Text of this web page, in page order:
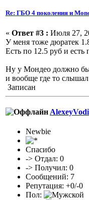
Re: ГБО 4 поколения и
« Ответ #3 : Июля 27,
У меня тоже дюратек
Есть по 12.5 руб и
Ну у Мондео должно
и вообще где то слышал
Записан
Newbie
Спасибо
-> Отдал: 0
-> Получил: 0
Сообщений: 7
Репутация: +0/-0
Пол: